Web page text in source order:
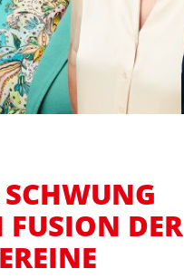
SCHWUNG
FUSION DER